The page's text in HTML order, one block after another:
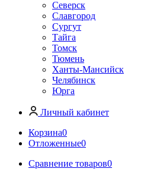
Северск
Славгород
Сургут
Тайга
Томск
Тюмень
Ханты-Мансийск
Челябинск
Юрга
Личный кабинет
Корзина0
Отложенные0
Сравнение товаров0